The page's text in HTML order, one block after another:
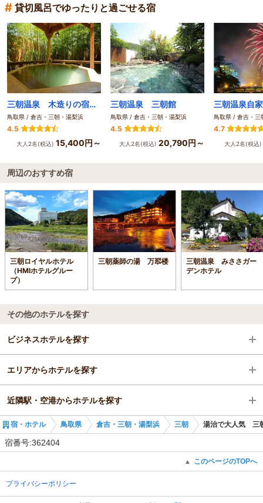
# 貸切風呂でゆったりと過ごせる宿
三朝温泉 木造りの宿 橋津屋
鳥取県 / 倉吉・三朝・湯梨浜
4.5
大人2名(税込) 15,400円～
三朝温泉 三朝館
鳥取県 / 倉吉・三朝・湯梨浜
4.5
大人2名(税込) 20,790円～
鳥取県 / 倉吉・三
4.7
大人2名(税込)
周辺のおすすめ宿
三朝ロイヤルホテル
（HMIホテルグルー
プ）
三朝薬師の湯 万翆楼
三朝温泉 みささガー
デンホテル
その他のホテルを探す
ビジネスホテルを探す
鳥取県
倉吉・三朝・湯梨浜
倉吉駅
エリアからホテルを探す
鳥取県
倉吉・三朝・湯梨浜
近隣駅・空港からホテルを探す
松崎駅
宿・ホテル 鳥取県 倉吉・三朝・湯梨浜 三朝 湯治で大人気 三
宿番号:362404
▲ このページのTOPへ
プライバシーポリシー